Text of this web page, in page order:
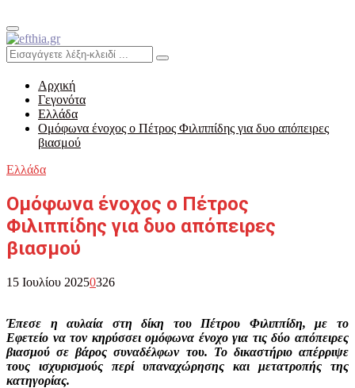
Primary
Menu
Search
for:
Search
Αρχική
Γεγονότα
Ελλάδα
Ομόφωνα ένοχος ο Πέτρος Φιλιππίδης για δυο απόπειρες
βιασμού
Ελλάδα
Ομόφωνα ένοχος ο Πέτρος
Φιλιππίδης για δυο απόπειρες
βιασμού
15 Ιουλίου 20250326
Έπεσε η αυλαία στη δίκη του Πέτρου Φιλιππίδη, με το
Εφετείο να τον κηρύσσει ομόφωνα ένοχο για τις δύο απόπειρες
βιασμού σε βάρος συναδέλφων του. Το δικαστήριο απέρριψε
τους ισχυρισμούς περί υπαναχώρησης και μετατροπής της
κατηγορίας.